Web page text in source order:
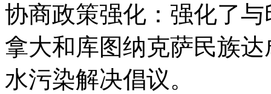
协商政策强化：强化了
拿大和库图纳克萨民族
水污染解决倡议。